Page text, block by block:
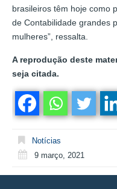
brasileiros têm hoje como
de Contabilidade grandes
mulheres”, ressalta.
A reprodução deste
seja citada.
Notícias
9 março, 2021